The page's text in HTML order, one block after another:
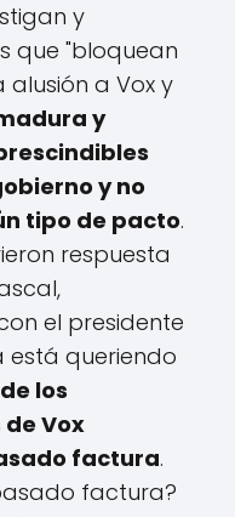
y
que "bloquean
alusión a Vox y
y
y no
tipo de pacto.
respuesta
el presidente
está queriendo
los
Vox
factura.
factura?